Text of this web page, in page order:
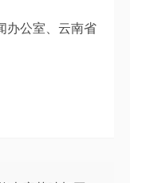
办公室、云南省